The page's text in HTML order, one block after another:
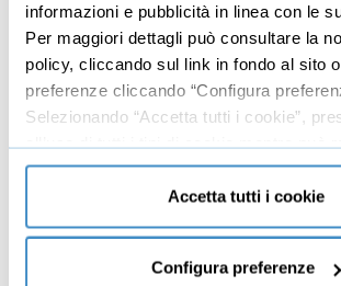
informazioni e pubblicità in linea con le
Per maggiori dettagli può consultare la
policy, cliccando sul link in fondo al sito
preferenze cliccando “Configura
Selezionando “Accetta tutti i cookie”,
all’uso di tutti i tipi di cookie mentre può
consenso cliccando su “Usa solo cookie
saranno attivati i soli cookie tecnici
funzionamento del sito.
Accetta tutti i cookie
Configura preferenze
Gestione costante dei propri
5 Monetizzazione di propri asset
Affitto delle strutture
Vendita di merchandise
Ingressi stadio
Comprendere le esigenze degli